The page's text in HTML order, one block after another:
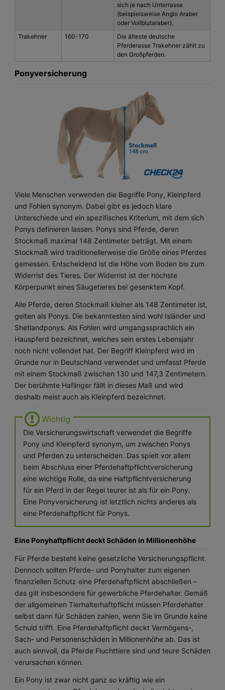
sich je nach Unterrasse
(beispielsweise Anglo Araber
oder Vollblutaraber).
Trakehner
160-170
Die älteste deutsche
Pferderasse Trakehner zählt zu
den Großpferden.
Ponyversicherung
Viele Menschen verwenden die Begriffe Pony, Kleinpferd
und Fohlen synonym. Dabei gibt es jedoch klare
Unterschiede und ein spezifisches Kriterium, mit dem sich
Ponys definieren lassen. Ponys sind Pferde, deren
Stockmaß maximal 148 Zentimeter beträgt. Mit einem
Stockmaß wird traditionellerweise die Größe eines Pferdes
gemessen. Entscheidend ist die Höhe vom Boden bis zum
Widerrist des Tieres. Der Widerrist ist der höchste
Körperpunkt eines Säugetieres bei gesenktem Kopf.
Alle Pferde, deren Stockmaß kleiner als 148 Zentimeter ist,
gelten als Ponys. Die bekanntesten sind wohl Isländer und
Shetlandponys. Als Fohlen wird umgangssprachlich ein
Hauspferd bezeichnet, welches sein erstes Lebensjahr
noch nicht vollendet hat. Der Begriff Kleinpferd wird im
Grunde nur in Deutschland verwendet und umfasst Pferde
mit einem Stockmaß zwischen 130 und 147,3 Zentimetern.
Der berühmte Haflinger fällt in dieses Maß und wird
deshalb meist auch als Kleinpferd bezeichnet.
Die Versicherungswirtschaft verwendet die Begriffe
Pony und Kleinpferd synonym, um zwischen Ponys
und Pferden zu unterscheiden. Das spielt vor allem
beim Abschluss einer Pferdehaftpflichtversicherung
eine wichtige Rolle, da eine Haftpflichtversicherung
für ein Pferd in der Regel teurer ist als für ein Pony.
Eine Ponyversicherung ist letztlich nichts anderes als
eine Pferdehaftpflicht für Ponys.
Eine Ponyhaftpflicht deckt Schäden in Millionenhöhe
Für Pferde besteht keine gesetzliche Versicherungspflicht.
Dennoch sollten Pferde- und Ponyhalter zum eigenen
finanziellen Schutz eine Pferdehaftpflicht abschließen –
das gilt insbesondere für gewerbliche Pferdehalter. Gemäß
der allgemeinen Tierhalterhaftpflicht müssen Pferdehalter
selbst dann für Schäden zahlen, wenn Sie im Grunde keine
Schuld trifft. Eine Pferdehaftpflicht deckt Vermögens-,
Sach- und Personenschäden in Millionenhöhe ab. Das ist
auch sinnvoll, da Pferde Fluchttiere sind und teure Schäden
verursachen können.
Ein Pony ist zwar nicht ganz so kräftig wie ein